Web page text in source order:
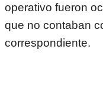
operativo fueron
que no contaban
correspondiente.